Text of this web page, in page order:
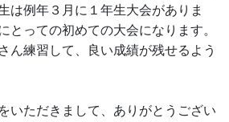
は例年３月に１年生大会がありま
とっての初めての大会になります。
ん練習して、良い成績が残せるよう
いただきまして、ありがとうござい